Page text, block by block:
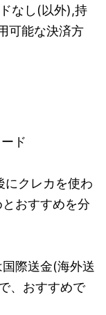
なし(以外),持
可能な決済方
ド
にクレカを使わ
おすすめを分
際送金(海外送
、おすすめで